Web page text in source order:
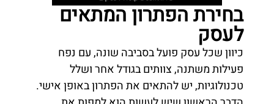
בחירת הפתרון המתאים
לעסק
כיוון שכל עסק פועל בסביבה שונה, עם נפח
פעילות משתנה, צוותים בגודל אחר ושלל
טכנולוגיות, יש להתאים את הפתרון באופן אישי.